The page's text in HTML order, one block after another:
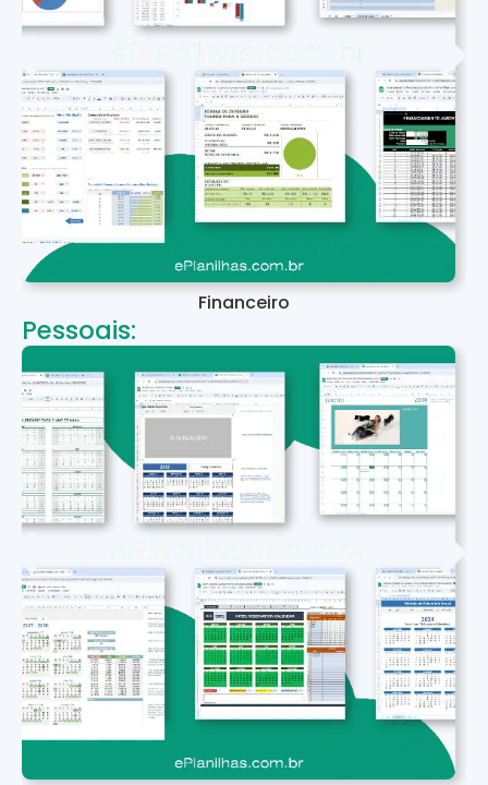
Financeiro
Pessoais: